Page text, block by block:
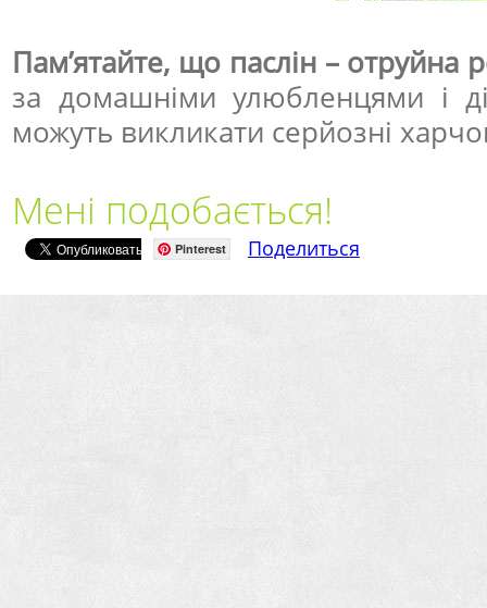
Пам’ятайте, що паслін – отруйна
за домашніми улюбленцями і
можуть викликати серйозні
Мені подобається!
Pinterest Поделиться